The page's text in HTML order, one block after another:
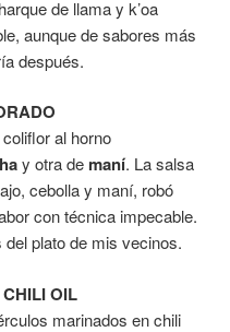
de llama y k’oa
aunque de sabores más
después.
al horno
y otra de maní. La salsa
cebolla y maní, robó
con técnica impecable.
plato de mis vecinos.
OIL
marinados en chili